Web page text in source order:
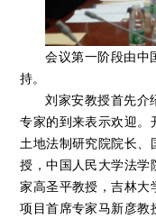
会议第一阶段由中
持。
刘家安教授首先介
专家的到来表示欢迎。
土地法制研究院院长、
授，中国人民大学法学
家高圣平教授，吉林大
项目首席专家马新彦教